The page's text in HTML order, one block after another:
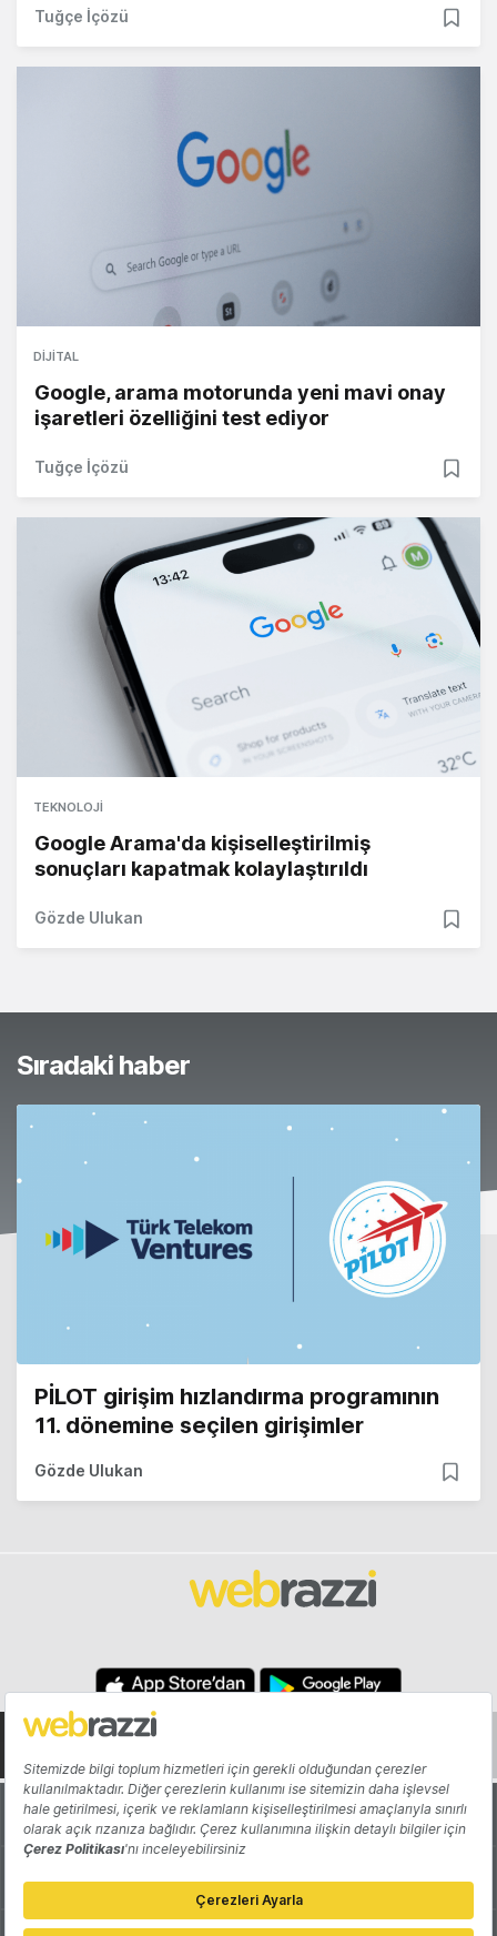
Tuğçe İçözü
DIJITAL
Google, arama motorunda yeni mavi onay
işaretleri özelliğini test ediyor
Tuğçe İçözü
TEKNOLOJI
Google Arama'da kişiselleştirilmiş
sonuçları kapatmak kolaylaştırıldı
Gözde Ulukan
Sıradaki haber
PİLOT girişim hızlandırma programının
11. dönemine seçilen girişimler
Gözde Ulukan
Hakkında Yazarlar
Katkıda Bulun Reklam